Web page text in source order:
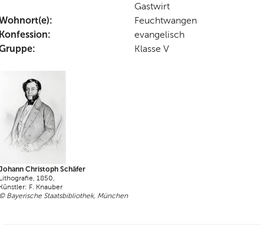
Gastwirt
Feuchtwangen
evangelisch
Klasse V
Christoph Schäfer
1850,
F. Knauber
Bayerische Staatsbibliothek, München